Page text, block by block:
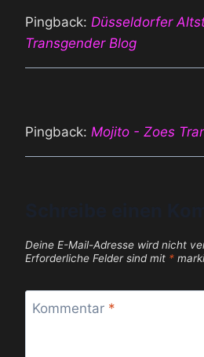
Pingback: Düsseldorfer
Transgender Blog
Pingback: Mojito - Zoes
Deine E-Mail-Adresse wird nicht
Erforderliche Felder sind mit *
Kommentar *